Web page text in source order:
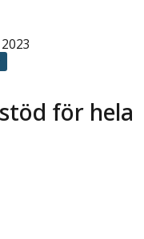
för hela